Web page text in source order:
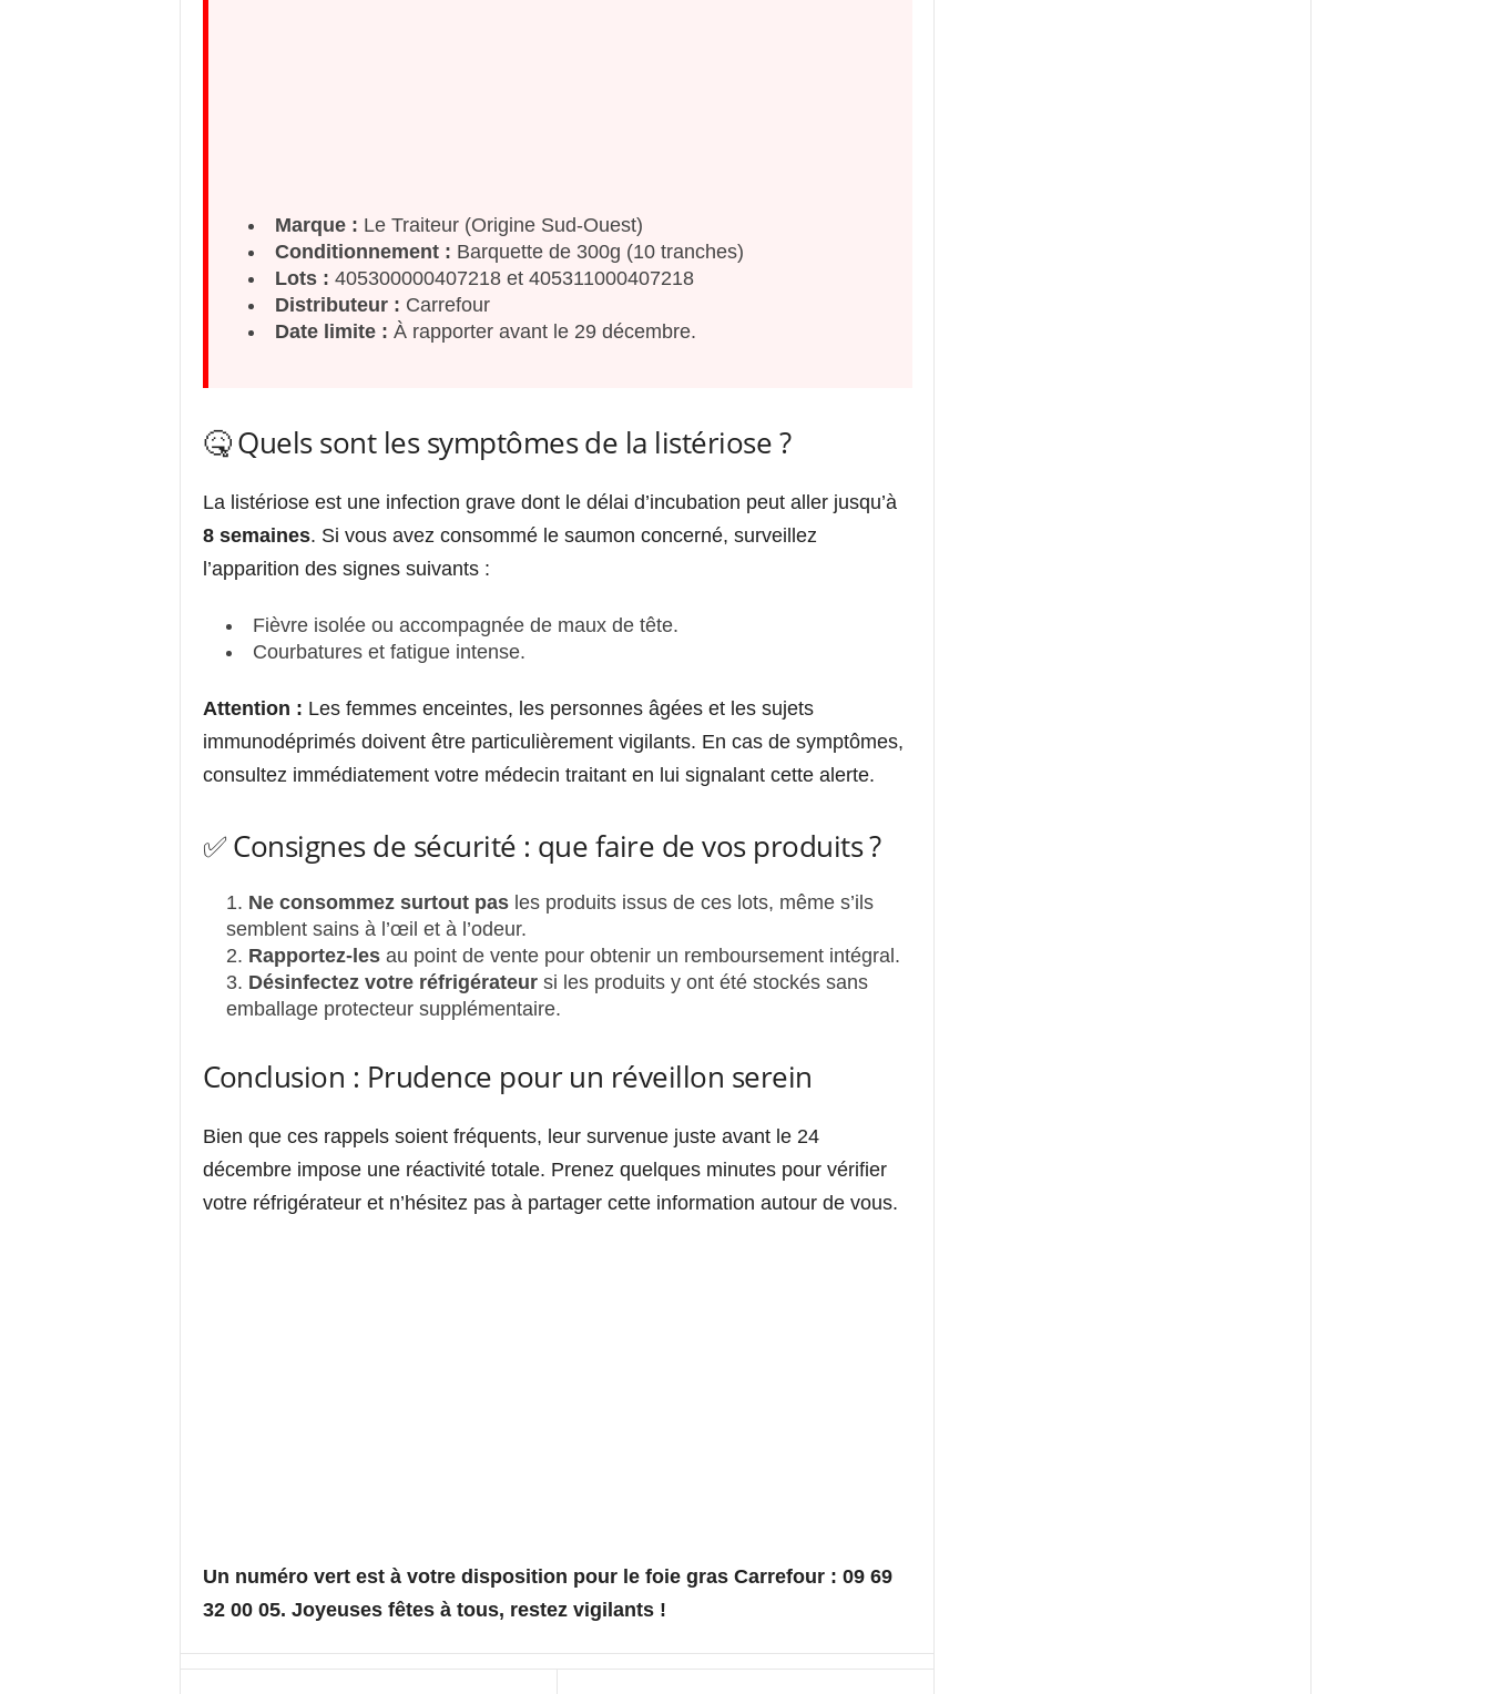
Marque : Le Traiteur (Origine Sud-Ouest)
Conditionnement : Barquette de 300g (10 tranches)
Lots : 405300000407218 et 405311000407218
Distributeur : Carrefour
Date limite : À rapporter avant le 29 décembre.
🤒 Quels sont les symptômes de la listériose ?
La listériose est une infection grave dont le délai d’incubation peut aller jusqu’à
8 semaines. Si vous avez consommé le saumon concerné, surveillez
l’apparition des signes suivants :
Fièvre isolée ou accompagnée de maux de tête.
Courbatures et fatigue intense.
Attention : Les femmes enceintes, les personnes âgées et les sujets
immunodéprimés doivent être particulièrement vigilants. En cas de symptômes,
consultez immédiatement votre médecin traitant en lui signalant cette alerte.
✅ Consignes de sécurité : que faire de vos produits ?
Ne consommez surtout pasles produits issus de ces lots, même s’ils
semblent sains à l’œil et à l’odeur.
Rapportez-lesau point de vente pour obtenir un remboursement intégral.
Désinfectez votre réfrigérateursi les produits y ont été stockés sans
emballage protecteur supplémentaire.
Conclusion : Prudence pour un réveillon serein
Bien que ces rappels soient fréquents, leur survenue juste avant le 24
décembre impose une réactivité totale. Prenez quelques minutes pour vérifier
votre réfrigérateur et n’hésitez pas à partager cette information autour de vous.
Un numéro vert est à votre disposition pour le foie gras Carrefour : 09 69
32 00 05. Joyeuses fêtes à tous, restez vigilants !